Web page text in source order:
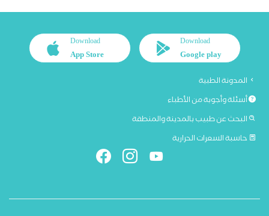
Download
Google play
Download
App Store
المدونة الطبية
أسئلة وأجوبة من الأطباء
البحث عن طبيب بالمدينة والمنطقة
حاسبة السعرات الحرارية